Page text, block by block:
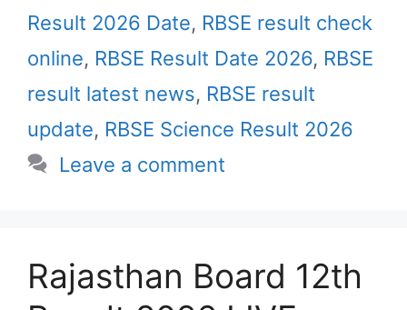
Result 2026 Date, RBSE result check
online, RBSE Result Date 2026, RBSE
result latest news, RBSE result
update, RBSE Science Result 2026
Leave a comment
Rajasthan Board 12th